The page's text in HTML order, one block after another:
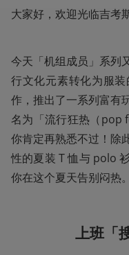
大家好，欢迎光临吉考
今天「机组成员」系列
行文化元素转化为服
作，推出了一系列富有
名为「流行狂热（pop
你肯定再熟悉不过！除
性的夏装 T 恤与 polo
你在这个夏天告别闷热。
上班「